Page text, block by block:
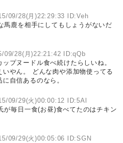
09/28(月)22:29:33 ID:Veh
馬鹿を相手にしてもしょうがないだ
09/28(月)22:21:42 ID:qQb
プヌードル食べ続けたらしいね。
やん。 どんな肉や添加物使ってる
自信あるのなら。
09/29(火)00:00:12 ID:5Al
が毎日一食(お昼)食べてたのはチキン
09/29(火)00:05:06 ID:SGN